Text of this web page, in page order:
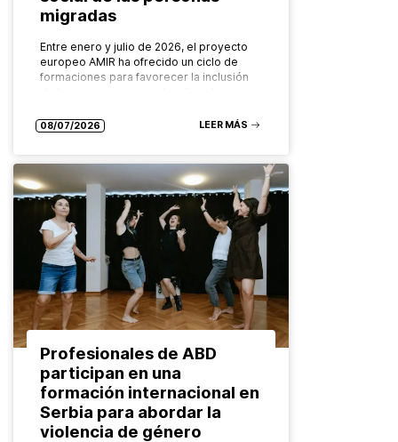
migradas
Entre enero y julio de 2026, el proyecto
europeo AMIR ha ofrecido un ciclo de
formaciones para favorecer la inclusión
08/07/2026 LEER MÁS
Profesionales de ABD
participan en una
formación internacional en
Serbia para abordar la
violencia de género